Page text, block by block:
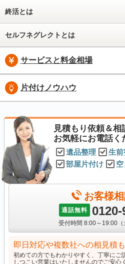
終活とは
セルフネグレクトとは
サービスと料金相場
片付けノウハウ
見積もり依頼＆相
お気軽にお電話く
遺品整理 生前
部屋片付け
お客様
通話無料
受付時間 8:00～19:00（
即日対応や複数社への相見積
初めての方でもわかりやすく、丁寧にご
しつこい営業はいたしませんのでご安心